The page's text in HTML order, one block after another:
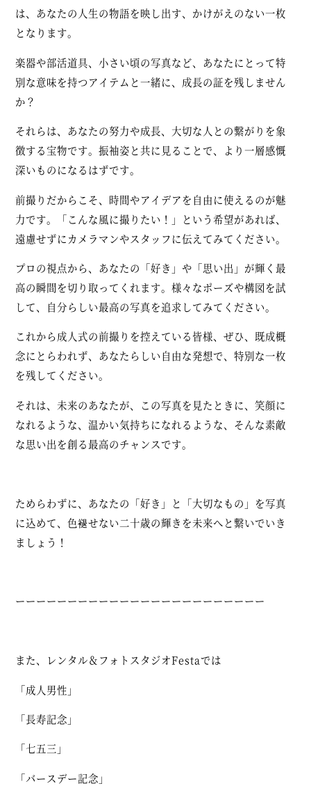
は、あなたの人生の物語を映し出す、かけがえのない一枚
となります。
楽器や部活道具、小さい頃の写真など、あなたにとって特
別な意味を持つアイテムと一緒に、成長の証を残しません
か？
それらは、あなたの努力や成長、大切な人との繋がりを象
徴する宝物です。振袖姿と共に見ることで、より一層感慨
深いものになるはずです。
前撮りだからこそ、時間やアイデアを自由に使えるのが魅
力です。「こんな風に撮りたい！」という希望があれば、
遠慮せずにカメラマンやスタッフに伝えてみてください。
プロの視点から、あなたの「好き」や「思い出」が輝く最
高の瞬間を切り取ってくれます。様々なポーズや構図を試
して、自分らしい最高の写真を追求してみてください。
これから成人式の前撮りを控えている皆様、ぜひ、既成概
念にとらわれず、あなたらしい自由な発想で、特別な一枚
を残してください。
それは、未来のあなたが、この写真を見たときに、笑顔に
なれるような、温かい気持ちになれるような、そんな素敵
な思い出を創る最高のチャンスです。
ためらわずに、あなたの「好き」と「大切なもの」を写真
に込めて、色褪せない二十歳の輝きを未来へと繋いでいき
ましょう！
ーーーーーーーーーーーーーーーーーーーーーーーー
また、レンタル＆フォトスタジオFestaでは
「成人男性」
「長寿記念」
「七五三」
「バースデー記念」